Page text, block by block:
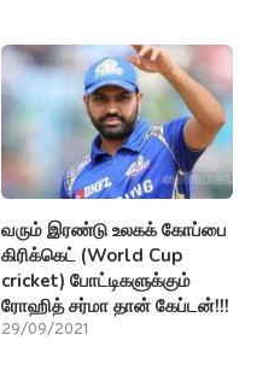
வரும் இரண்டு உலகக் கோப்பை
கிரிக்கெட் (World Cup
cricket) போட்டிகளுக்கும்
ரோஹித் சர்மா தான் கேப்டன்!!!
29/09/2021